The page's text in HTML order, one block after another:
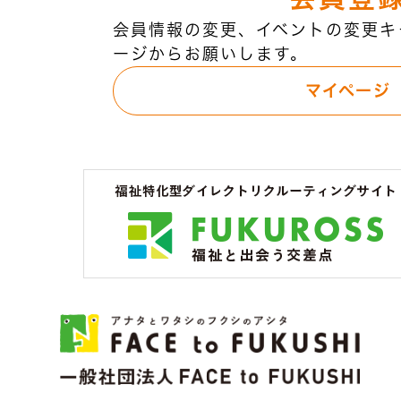
会員情報の変更、イベントの変更
ージからお願いします。
マイページ